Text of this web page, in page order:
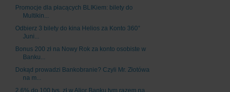
Promocje dla płacących BLIKiem: bilety do
Multikin...
Odbierz 3 bilety do kina Helios za Konto 360°
Juni...
Bonus 200 zł na Nowy Rok za konto osobiste w
Banku...
Dokąd prowadzi Bankobranie? Czyli Mr. Złotówa
na m...